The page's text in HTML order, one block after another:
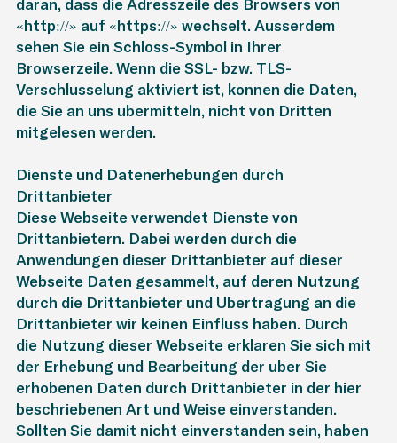
daran, dass die Adresszeile des Browsers von
«http://» auf «https://» wechselt. Ausserdem
sehen Sie ein Schloss-Symbol in Ihrer
Browserzeile. Wenn die SSL- bzw. TLS-
Verschlüsselung aktiviert ist, können die Daten,
die Sie an uns übermitteln, nicht von Dritten
mitgelesen werden.
Dienste und Datenerhebungen durch
Drittanbieter
Diese Webseite verwendet Dienste von
Drittanbietern. Dabei werden durch die
Anwendungen dieser Drittanbieter auf dieser
Webseite Daten gesammelt, auf deren Nutzung
durch die Drittanbieter und Übertragung an die
Drittanbieter wir keinen Einfluss haben. Durch
die Nutzung dieser Webseite erklären Sie sich mit
der Erhebung und Bearbeitung der über Sie
erhobenen Daten durch Drittanbieter in der hier
beschriebenen Art und Weise einverstanden.
Sollten Sie damit nicht einverstanden sein, haben